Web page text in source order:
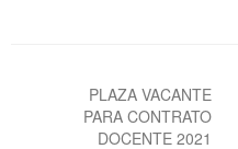
entradas
PLAZA VACANTE
PARA CONTRATO
DOCENTE 2021